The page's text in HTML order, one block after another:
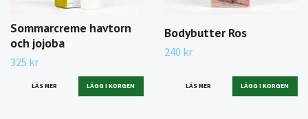
Sommarcreme havtorn
och jojoba
325 kr
LÄS MER
Bodybutter Ros
240 kr
LÄS MER